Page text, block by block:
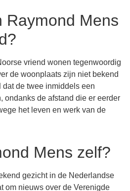
Raymond Mens
vriend wonen tegenwoordig
de woonplaats zijn niet bekend
de twee inmiddels een
ondanks de afstand die er eerder
het leven en werk van de
Mens zelf?
gezicht in de Nederlandse
om nieuws over de Verenigde